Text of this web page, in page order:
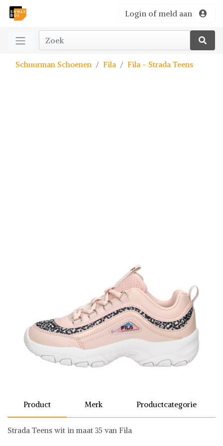
Login of meld aan
Schuurman Schoenen Fila Fila - Strada Teens
Product Merk Productcategorie
Strada Teens wit in maat 35 van Fila